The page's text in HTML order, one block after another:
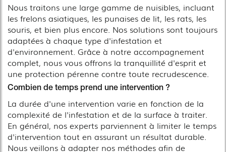
Nous traitons une large gamme de nuisibles, incluant
les frelons asiatiques, les punaises de lit, les rats, les
souris, et bien plus encore. Nos solutions sont toujours
adaptées à chaque type d'infestation et
d'environnement. Grâce à notre accompagnement
complet, nous vous offrons la tranquillité d'esprit et
une protection pérenne contre toute recrudescence.
Combien de temps prend une intervention ?
La durée d'une intervention varie en fonction de la
complexité de l'infestation et de la surface à traiter.
En général, nos experts parviennent à limiter le temps
d'intervention tout en assurant un résultat durable.
Nous veillons à adapter nos méthodes afin de